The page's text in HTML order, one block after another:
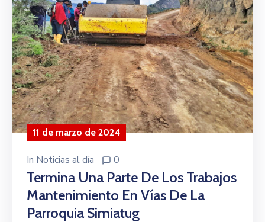
11 de marzo de 2024
In Noticias al día 0
Termina Una Parte De Los Trabajos
Mantenimiento En Vías De La
Parroquia Simiatug